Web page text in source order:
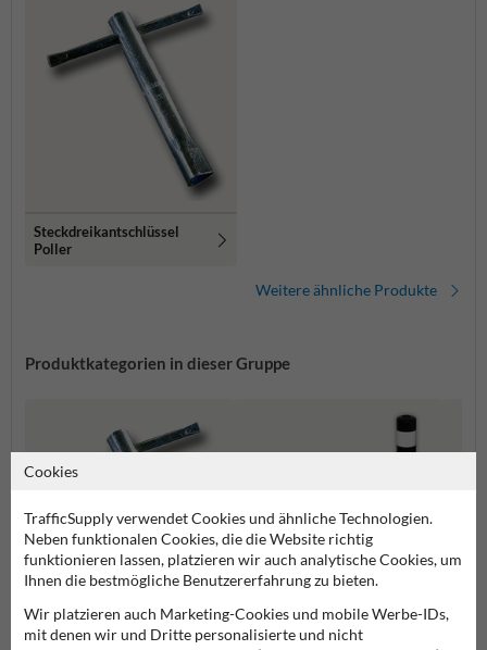
Steckdreikantschlüssel
Poller
Weitere ähnliche Produkte
Produktkategorien in dieser Gruppe
Cookies
TrafficSupply verwendet Cookies und ähnliche Technologien.
Neben funktionalen Cookies, die die Website richtig
funktionieren lassen, platzieren wir auch analytische Cookies, um
Ihnen die bestmögliche Benutzererfahrung zu bieten.
Wir platzieren auch Marketing-Cookies und mobile Werbe-IDs,
mit denen wir und Dritte personalisierte und nicht